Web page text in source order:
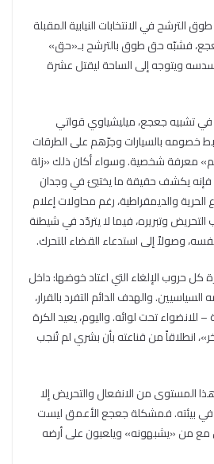
الترشح في الانتخابات النيابية المقبلة
فشبّه حق طوق بالترشح بـ«حق»
ويتوجه إلى الساحة ليقتل عشرة
تشبيه جعجع، ميليشياوي قواتي
خصومه بالسيارات وجرّهم على الطرقات
معرفة شخصية. وسواء أكان ذلك «زلة
فإنه يكشف حقيقة ما يختبئ في وجدان
والديمقراطية، رغم محاولات إعلام
وتبريره، فيما لا يتردّد في شيطنة
وصولاً إلى استدعاء القضاء للتحرك.
كل حروب الإلغاء التي اعتاد خوضها: داخل
والهدف الدائم التفرد بالقرار،
للانضواء تحت لوائه. واليوم، يعيد الكرة
انطلاقاً من قناعته بأن بشري لم تُنجب
المستوى من الانفعال والتحريض إلا
في بيئته. فمشكلة جعجع الأعمق ليست
من «يشبهونه» ويلعبون على أرضه